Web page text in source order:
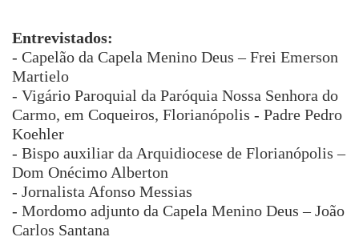
Entrevistados:
- Capelão da Capela Menino Deus – Frei Emerson
Martielo
- Vigário Paroquial da Paróquia Nossa Senhora do
Carmo, em Coqueiros, Florianópolis - Padre Pedro
Koehler
- Bispo auxiliar da Arquidiocese de Florianópolis –
Dom Onécimo Alberton
- Jornalista Afonso Messias
- Mordomo adjunto da Capela Menino Deus – João
Carlos Santana